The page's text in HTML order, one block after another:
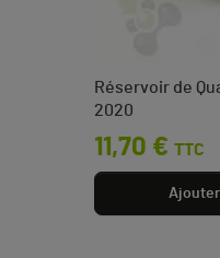
Réservoir de
2020
Prix
11,70 € TTC